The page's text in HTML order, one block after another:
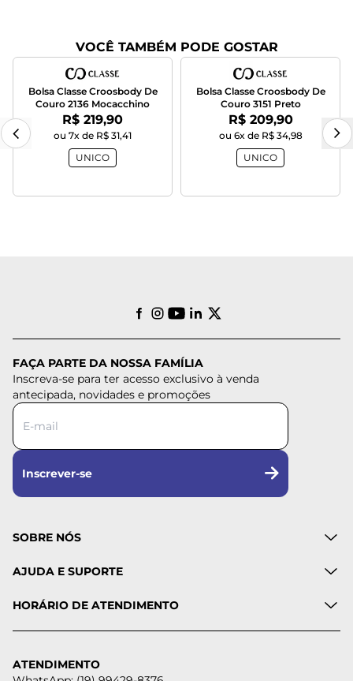
VOCÊ TAMBÉM PODE GOSTAR
Bolsa Classe Croosbody De
Couro 2136 Mocacchino
Por:
R$ 219,90
ou 7x de R$ 31,41
UNICO
Bolsa Classe Croosbody De
Couro 3151 Preto
Por:
R$ 209,90
ou 6x de R$ 34,98
UNICO
FAÇA PARTE DA NOSSA FAMÍLIA
Inscreva-se para ter acesso exclusivo à venda
antecipada, novidades e promoções
Inscrever-se
SOBRE NÓS
AJUDA E SUPORTE
HORÁRIO DE ATENDIMENTO
ATENDIMENTO